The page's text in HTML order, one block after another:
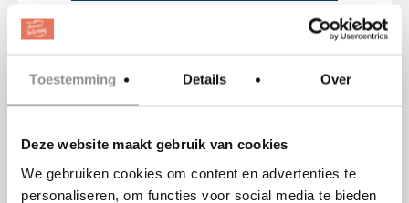
Toestemming Details Over
Deze website maakt gebruik van cookies
We gebruiken cookies om content en advertenties te
personaliseren, om functies voor social media te bieden
Trouwbeleving @Expo Greater
Amsterdam in Vijfhuizen
Expo Greater Amsterdam